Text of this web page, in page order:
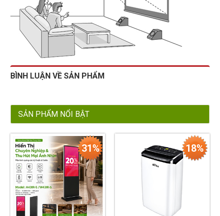
BÌNH LUẬN VỀ SẢN PHẨM
SẢN PHẨM NỔI BẬT
31% 18%